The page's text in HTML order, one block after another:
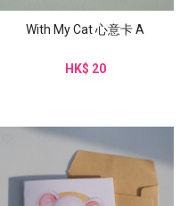
With My Cat 心意卡 A
HK$ 20